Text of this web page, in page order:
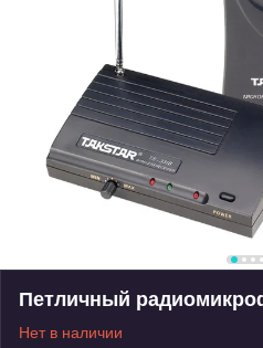
Петличный
Нет в наличии